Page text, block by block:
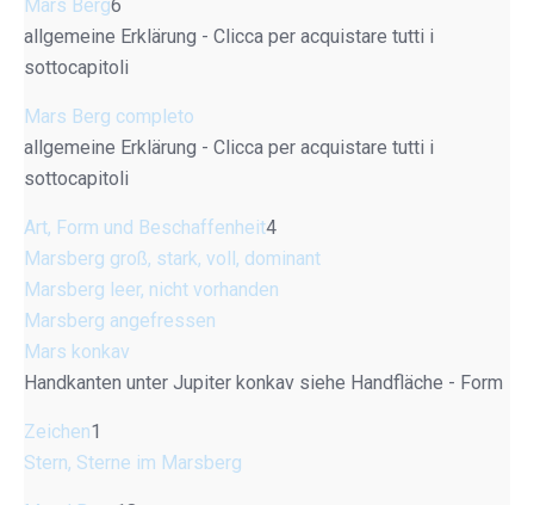
Mars Berg6
allgemeine Erklärung - Clicca per acquistare tutti i
sottocapitoli
Mars Berg completo
allgemeine Erklärung - Clicca per acquistare tutti i
sottocapitoli
Art, Form und Beschaffenheit4
Marsberg groß, stark, voll, dominant
Marsberg leer, nicht vorhanden
Marsberg angefressen
Mars konkav
Handkanten unter Jupiter konkav siehe Handfläche - Form
Zeichen1
Stern, Sterne im Marsberg